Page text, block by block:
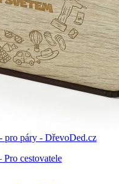
Pro cestovatele